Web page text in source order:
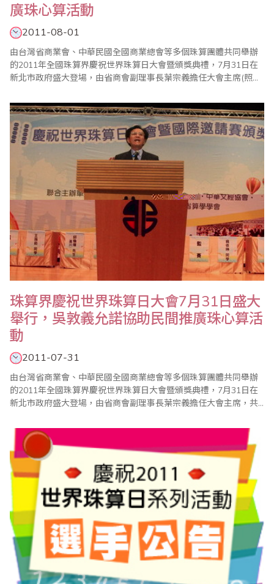
廣珠心算活動
2011-08-01
由台灣省商業會、中華民國全國商業總會等多個珠算團體共同舉辦
的2011年全國珠算界慶祝世界珠算日大會暨頒獎典禮，7月31日在
新北市政府盛大登場，由省商會副理事長葉宗義擔任大會主席(照片
是，行政院長吳敦義也在百忙之中蒞會祝賀，並頒獎表揚優勝選
手，吳院長致詞強調，珠心算活動不僅可以啟迪人腦智慧，也可延
緩老人失智..
珠算界慶祝世界珠算日大會7月31日盛大
舉行，吳敦義允諾協助民間推廣珠心算活
動
2011-07-31
由台灣省商業會、中華民國全國商業總會等多個珠算團體共同舉辦
的2011年全國珠算界慶祝世界珠算日大會暨頒獎典禮，7月31日在
新北市政府盛大登場，由省商會副理事長葉宗義擔任大會主席，共
在百忙之中蒞會祝賀，並頒獎表揚優勝選手，吳院長致詞強調，珠
心算活動不僅可以啟迪人腦智慧，也可延緩老人失智症的發生，因
此他將責成中央健保局全力投入協助珠心算活動；至..